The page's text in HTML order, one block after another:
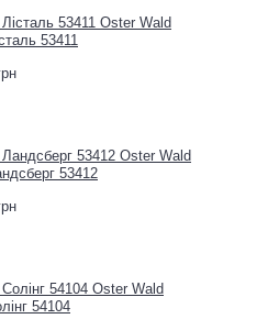
53411
53412
54104